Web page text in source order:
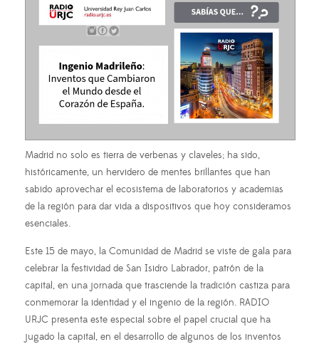
Madrid no solo es tierra de verbenas y claveles; ha sido,
históricamente, un hervidero de mentes brillantes que han
sabido aprovechar el ecosistema de laboratorios y academias
de la región para dar vida a dispositivos que hoy consideramos
esenciales.
Este 15 de mayo, la Comunidad de Madrid se viste de gala para
celebrar la festividad de San Isidro Labrador, patrón de la
capital, en una jornada que trasciende la tradición castiza para
conmemorar la identidad y el ingenio de la región. RADIO
URJC presenta este especial sobre el papel crucial que ha
jugado la capital, en el desarrollo de algunos de los inventos